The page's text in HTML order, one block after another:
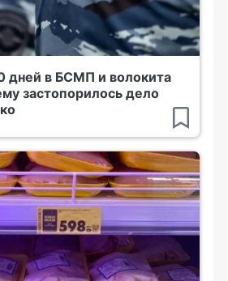
дней в БСМП и волокита
застопорилось дело